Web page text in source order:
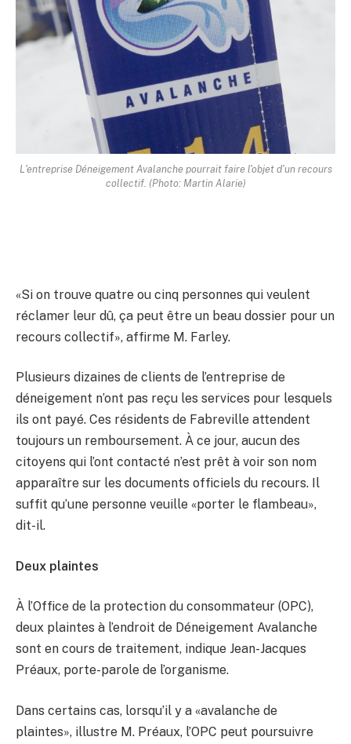
L'entreprise Déneigement Avalanche pourrait faire l'objet d'un recours
collectif. (Photo: Martin Alarie)
«Si on trouve quatre ou cinq personnes qui veulent
réclamer leur dû, ça peut être un beau dossier pour un
recours collectif», affirme M. Farley.
Plusieurs dizaines de clients de l’entreprise de
déneigement n’ont pas reçu les services pour lesquels
ils ont payé. Ces résidents de Fabreville attendent
toujours un remboursement. À ce jour, aucun des
citoyens qui l’ont contacté n’est prêt à voir son nom
apparaître sur les documents officiels du recours. Il
suffit qu’une personne veuille «porter le flambeau»,
dit-il.
Deux plaintes
À l’Office de la protection du consommateur (OPC),
deux plaintes à l’endroit de Déneigement Avalanche
sont en cours de traitement, indique Jean-Jacques
Préaux, porte-parole de l’organisme.
Dans certains cas, lorsqu’il y a «avalanche de
plaintes», illustre M. Préaux, l’OPC peut poursuivre